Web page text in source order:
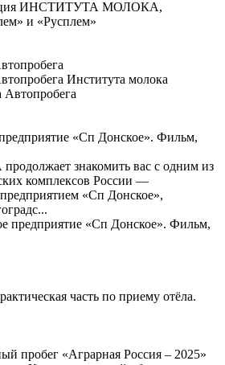
Института молока
«Сп Донское». Фильм,
знакомить вас с одним из
комплексов России —
«Сп Донское»,
часть по приему отёла.
пробег «Аграрная Россия – 2025»